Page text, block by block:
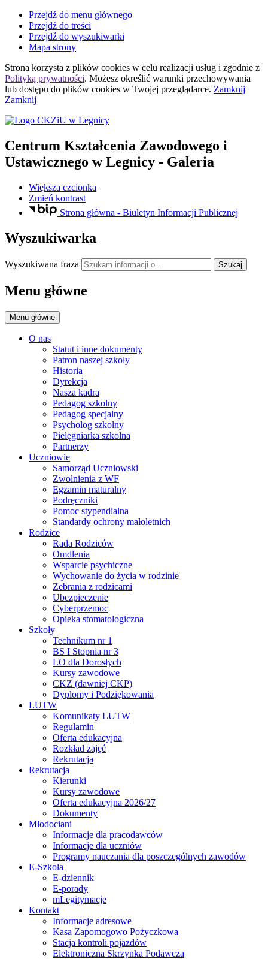
Przejdź do menu głównego
Przejdź do treści
Przejdź do wyszukiwarki
Mapa strony
Strona korzysta z plików cookies w celu realizacji usług i zgodnie z
Polityką prywatności. Możesz określić warunki przechowywania
lub dostępu do plików cookies w Twojej przeglądarce. Zamknij
Zamknij
Centrum Kształcenia Zawodowego i
Ustawicznego w Legnicy - Galeria
Większa czcionka
Zmień kontrast
Strona główna - Biuletyn Informacji Publicznej
Wyszukiwarka
Wyszukiwana fraza Szukaj
Menu główne
Menu główne
O nas
Statut i inne dokumenty
Patron naszej szkoły
Historia
Dyrekcja
Nasza kadra
Pedagog szkolny
Pedagog specjalny
Psycholog szkolny
Pielęgniarka szkolna
Partnerzy
Uczniowie
Samorząd Uczniowski
Zwolnienia z WF
Egzamin maturalny
Podręczniki
Pomoc stypendialna
Standardy ochrony małoletnich
Rodzice
Rada Rodziców
Omdlenia
Wsparcie psychiczne
Wychowanie do życia w rodzinie
Zebrania z rodzicami
Ubezpieczenie
Cyberprzemoc
Opieka stomatologiczna
Szkoły
Technikum nr 1
BS I Stopnia nr 3
LO dla Dorosłych
Kursy zawodowe
CKZ (dawniej CKP)
Dyplomy i Podziękowania
LUTW
Komunikaty LUTW
Regulamin
Oferta edukacyjna
Rozkład zajęć
Rekrutacja
Rekrutacja
Kierunki
Kursy zawodowe
Oferta edukacyjna 2026/27
Dokumenty
Młodociani
Informacje dla pracodawców
Informacje dla uczniów
Programy nauczania dla poszczególnych zawodów
E-Szkoła
E-dziennik
E-porady
mLegitymacje
Kontakt
Informacje adresowe
Kasa Zapomogowo Pożyczkowa
Stacja kontroli pojazdów
Elektroniczna Skrzynka Podawcza